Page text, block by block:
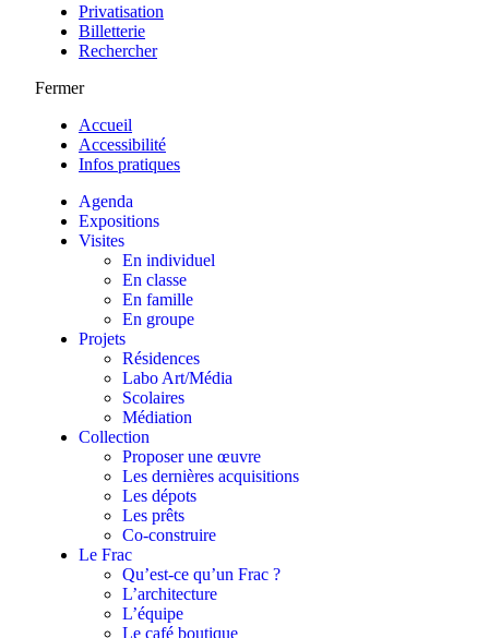
Privatisation
Billetterie
Rechercher
Fermer
Accueil
Accessibilité
Infos pratiques
Agenda
Expositions
Visites
En individuel
En classe
En famille
En groupe
Projets
Résidences
Labo Art/Média
Scolaires
Médiation
Collection
Proposer une œuvre
Les dernières acquisitions
Les dépots
Les prêts
Co-construire
Le Frac
Qu’est-ce qu’un Frac ?
L’architecture
L’équipe
Le café boutique